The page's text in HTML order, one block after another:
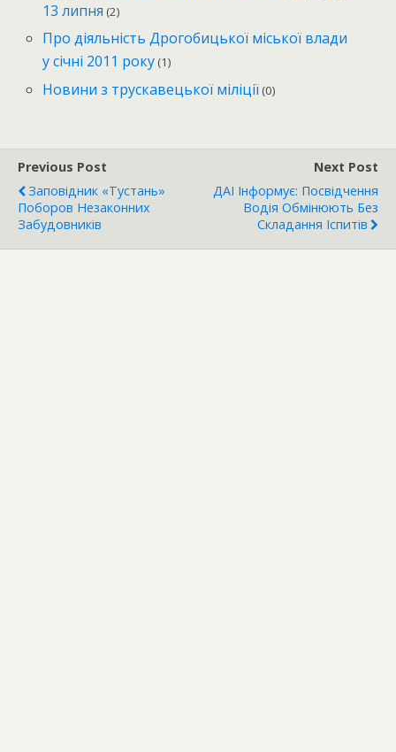
13 липня (2)
Про діяльність Дрогобицької міської влади
у січні 2011 року (1)
Новини з трускавецької міліції (0)
Previous Post
Заповідник «Тустань»
Поборов Незаконних
Забудовників
Next Post
ДАІ Інформує: Посвідчення
Водія Обмінюють Без
Складання Іспитів